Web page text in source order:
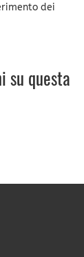
dei
su questa